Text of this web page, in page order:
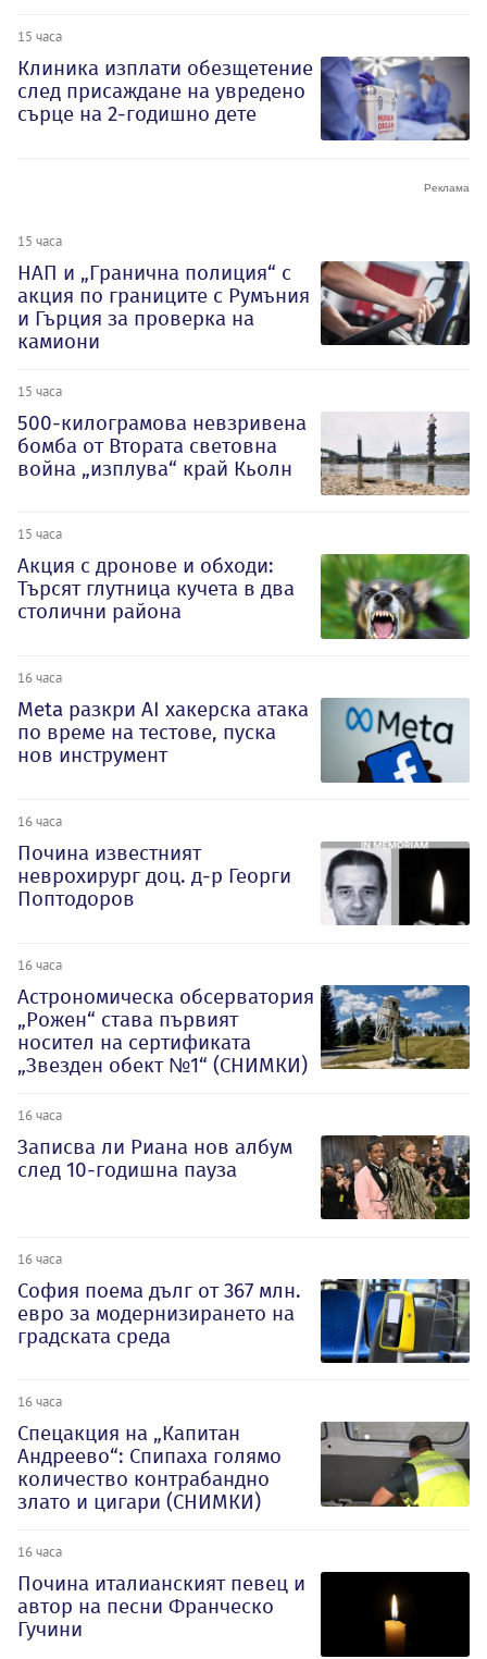
15 часа
Клиника изплати обезщетение
след присаждане на увредено
сърце на 2-годишно дете
15 часа
НАП и „Гранична полиция“ с
акция по границите с Румъния
и Гърция за проверка на
камиони
15 часа
500-килограмова невзривена
бомба от Втората световна
война „изплува“ край Кьолн
15 часа
Акция с дронове и обходи:
Търсят глутница кучета в два
столични района
16 часа
Meta разкри AI хакерска атака
по време на тестове, пуска
нов инструмент
16 часа
Почина известният
неврохирург доц. д-р Георги
Поптодоров
16 часа
Астрономическа обсерватория
„Рожен“ става първият
носител на сертификата
„Звезден обект №1“ (СНИМКИ)
16 часа
Записва ли Риана нов албум
след 10-годишна пауза
16 часа
София поема дълг от 367 млн.
евро за модернизирането на
градската среда
16 часа
Спецакция на „Капитан
Андреево“: Спипаха голямо
количество контрабандно
злато и цигари (СНИМКИ)
16 часа
Почина италианският певец и
автор на песни Франческо
Гучини